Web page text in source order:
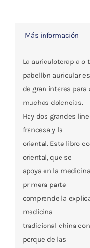
Más información
La auriculoterapia o
pabellbn auricular es
de gran interes
muchas dolencias.
Hay dos grandes
francesa y la
oriental. Este libro
oriental, que se
apoya en la
primera parte
comprende la
medicina
tradicional china
porque de las